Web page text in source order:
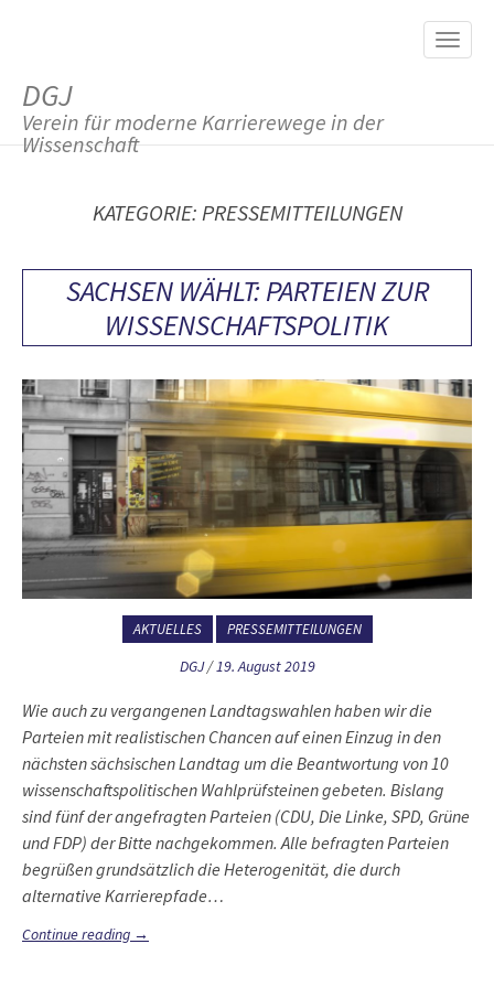
M
DGJ
Verein für moderne Karrierewege in der
Wissenschaft
KATEGORIE: PRESSEMITTEILUNGEN
SACHSEN WÄHLT: PARTEIEN ZUR
WISSENSCHAFTSPOLITIK
AKTUELLES PRESSEMITTEILUNGEN
DGJ/19. August 2019
Wie auch zu vergangenen Landtagswahlen haben wir die
Parteien mit realistischen Chancen auf einen Einzug in den
nächsten sächsischen Landtag um die Beantwortung von 10
wissenschaftspolitischen Wahlprüfsteinen gebeten. Bislang
sind fünf der angefragten Parteien (CDU, Die Linke, SPD, Grüne
und FDP) der Bitte nachgekommen. Alle befragten Parteien
begrüßen grundsätzlich die Heterogenität, die durch
alternative Karrierepfade…
Continue reading →